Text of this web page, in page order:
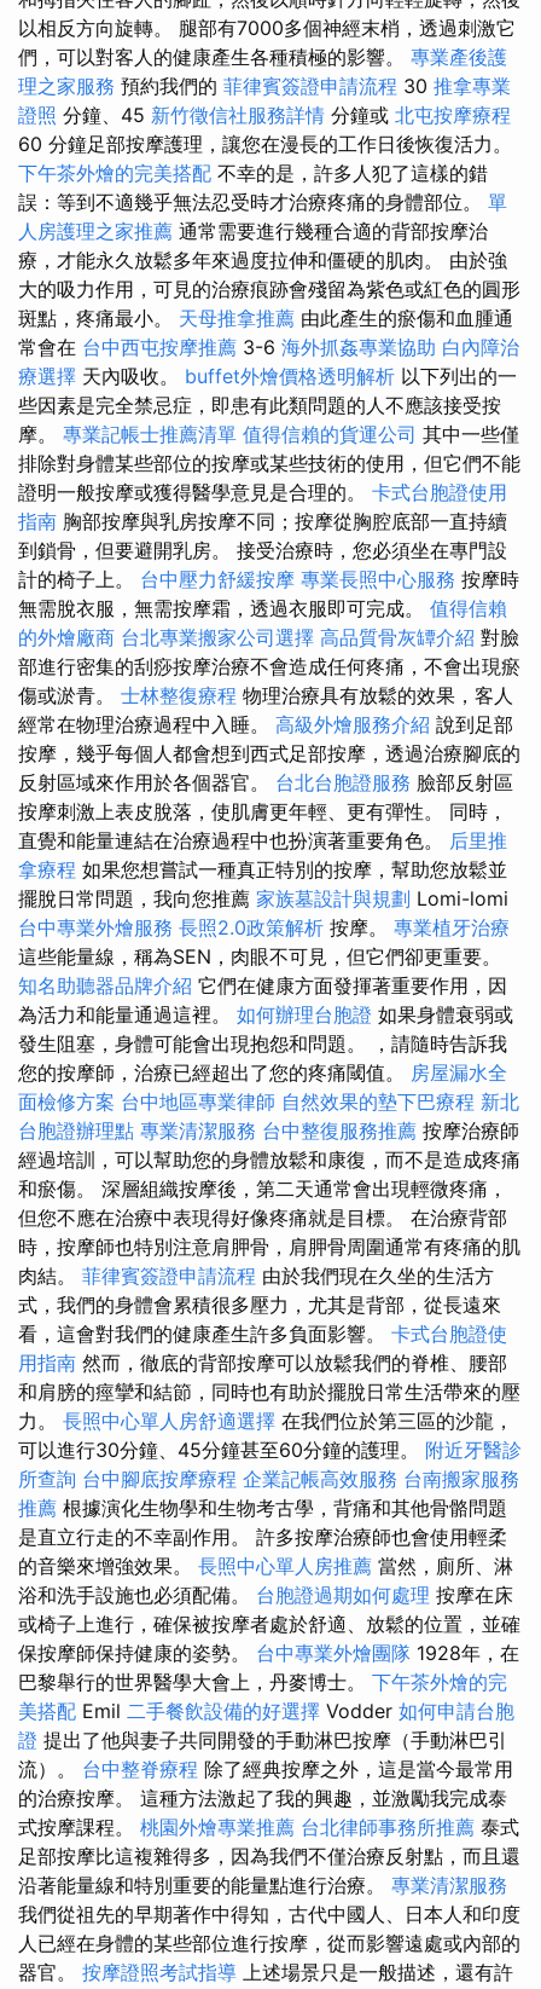
以相反方向旋轉。 腿部有7000多個神經末梢，透過刺激它
們，可以對客人的健康產生各種積極的影響。 專業產後護
理之家服務 預約我們的 菲律賓簽證申請流程 30 推拿專業
證照 分鐘、45 新竹徵信社服務詳情 分鐘或 北屯按摩療程
60 分鐘足部按摩護理，讓您在漫長的工作日後恢復活力。
下午茶外燴的完美搭配 不幸的是，許多人犯了這樣的錯
誤：等到不適幾乎無法忍受時才治療疼痛的身體部位。 單
人房護理之家推薦 通常需要進行幾種合適的背部按摩治
療，才能永久放鬆多年來過度拉伸和僵硬的肌肉。 由於強
大的吸力作用，可見的治療痕跡會殘留為紫色或紅色的圓形
斑點，疼痛最小。 天母推拿推薦 由此產生的瘀傷和血腫通
常會在 台中西屯按摩推薦 3-6 海外抓姦專業協助 白內障治
療選擇 天內吸收。 buffet外燴價格透明解析 以下列出的一
些因素是完全禁忌症，即患有此類問題的人不應該接受按
摩。 專業記帳士推薦清單 值得信賴的貨運公司 其中一些僅
排除對身體某些部位的按摩或某些技術的使用，但它們不能
證明一般按摩或獲得醫學意見是合理的。 卡式台胞證使用
指南 胸部按摩與乳房按摩不同；按摩從胸腔底部一直持續
到鎖骨，但要避開乳房。 接受治療時，您必須坐在專門設
計的椅子上。 台中壓力舒緩按摩 專業長照中心服務 按摩時
無需脫衣服，無需按摩霜，透過衣服即可完成。 值得信賴
的外燴廠商 台北專業搬家公司選擇 高品質骨灰罈介紹 對臉
部進行密集的刮痧按摩治療不會造成任何疼痛，不會出現瘀
傷或淤青。 士林整復療程 物理治療具有放鬆的效果，客人
經常在物理治療過程中入睡。 高級外燴服務介紹 說到足部
按摩，幾乎每個人都會想到西式足部按摩，透過治療腳底的
反射區域來作用於各個器官。 台北台胞證服務 臉部反射區
按摩刺激上表皮脫落，使肌膚更年輕、更有彈性。 同時，
直覺和能量連結在治療過程中也扮演著重要角色。 后里推
拿療程 如果您想嘗試一種真正特別的按摩，幫助您放鬆並
擺脫日常問題，我向您推薦 家族墓設計與規劃 Lomi-lomi
台中專業外燴服務 長照2.0政策解析 按摩。 專業植牙治療
這些能量線，稱為SEN，肉眼不可見，但它們卻更重要。
知名助聽器品牌介紹 它們在健康方面發揮著重要作用，因
為活力和能量通過這裡。 如何辦理台胞證 如果身體衰弱或
發生阻塞，身體可能會出現抱怨和問題。 ，請隨時告訴我
您的按摩師，治療已經超出了您的疼痛閾值。 房屋漏水全
面檢修方案 台中地區專業律師 自然效果的墊下巴療程 新北
台胞證辦理點 專業清潔服務 台中整復服務推薦 按摩治療師
經過培訓，可以幫助您的身體放鬆和康復，而不是造成疼痛
和瘀傷。 深層組織按摩後，第二天通常會出現輕微疼痛，
但您不應在治療中表現得好像疼痛就是目標。 在治療背部
時，按摩師也特別注意肩胛骨，肩胛骨周圍通常有疼痛的肌
肉結。 菲律賓簽證申請流程 由於我們現在久坐的生活方
式，我們的身體會累積很多壓力，尤其是背部，從長遠來
看，這會對我們的健康產生許多負面影響。 卡式台胞證使
用指南 然而，徹底的背部按摩可以放鬆我們的脊椎、腰部
和肩膀的痙攣和結節，同時也有助於擺脫日常生活帶來的壓
力。 長照中心單人房舒適選擇 在我們位於第三區的沙龍，
可以進行30分鐘、45分鐘甚至60分鐘的護理。 附近牙醫診
所查詢 台中腳底按摩療程 企業記帳高效服務 台南搬家服務
推薦 根據演化生物學和生物考古學，背痛和其他骨骼問題
是直立行走的不幸副作用。 許多按摩治療師也會使用輕柔
的音樂來增強效果。 長照中心單人房推薦 當然，廁所、淋
浴和洗手設施也必須配備。 台胞證過期如何處理 按摩在床
或椅子上進行，確保被按摩者處於舒適、放鬆的位置，並確
保按摩師保持健康的姿勢。 台中專業外燴團隊 1928年，在
巴黎舉行的世界醫學大會上，丹麥博士。 下午茶外燴的完
美搭配 Emil 二手餐飲設備的好選擇 Vodder 如何申請台胞
證 提出了他與妻子共同開發的手動淋巴按摩（手動淋巴引
流）。 台中整脊療程 除了經典按摩之外，這是當今最常用
的治療按摩。 這種方法激起了我的興趣，並激勵我完成泰
式按摩課程。 桃園外燴專業推薦 台北律師事務所推薦 泰式
足部按摩比這複雜得多，因為我們不僅治療反射點，而且還
沿著能量線和特別重要的能量點進行治療。 專業清潔服務
我們從祖先的早期著作中得知，古代中國人、日本人和印度
人已經在身體的某些部位進行按摩，從而影響遠處或內部的
器官。 按摩證照考試指導 上述場景只是一般描述，還有許